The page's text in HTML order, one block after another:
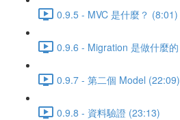
0.9.5 - MVC 是什麼？ (8:01)
0.9.6 - Migration 是做什麼
0.9.7 - 第二個 Model (22:09)
0.9.8 - 資料驗證 (23:13)